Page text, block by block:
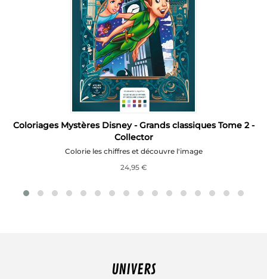
Coloriages Mystères Disney - Grands classiques Tome 2 -
Collector
Colorie les chiffres et découvre l'image
24,95 €
UNIVERS